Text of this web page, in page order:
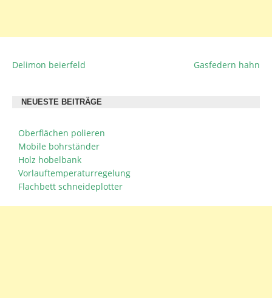
BEITRAGSNAVIGATION
Delimon beierfeld Gasfedern hahn
NEUESTE BEITRÄGE
Oberflächen polieren
Mobile bohrständer
Holz hobelbank
Vorlauftemperaturregelung
Flachbett schneideplotter